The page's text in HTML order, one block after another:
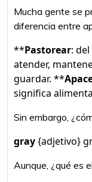
Mucha gente se
diferencia entre
**Pastorear:
atender,
guardar. **
significa
Sin embargo,
gray{adjetivo}
Aunque, ¿qué es